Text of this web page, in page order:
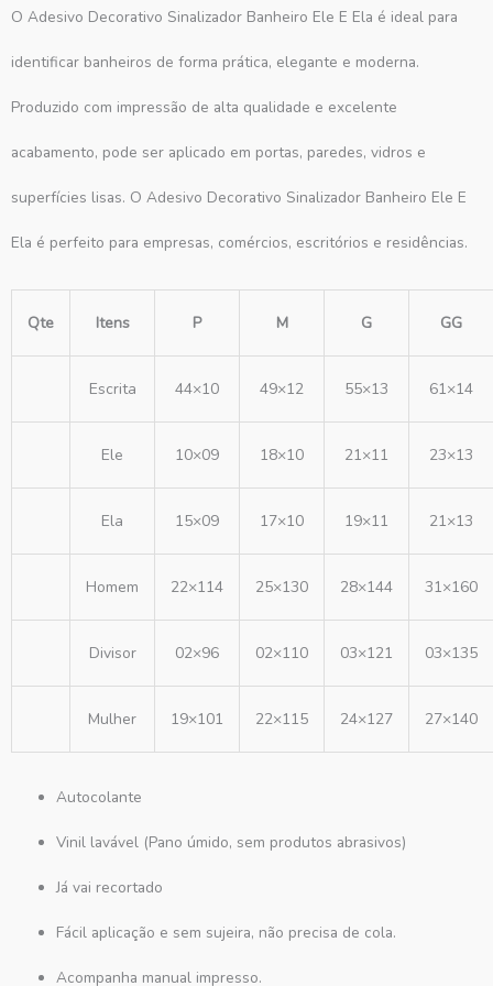
O Adesivo Decorativo Sinalizador Banheiro Ele E Ela é ideal para
identificar banheiros de forma prática, elegante e moderna.
Produzido com impressão de alta qualidade e excelente
acabamento, pode ser aplicado em portas, paredes, vidros e
superfícies lisas. O Adesivo Decorativo Sinalizador Banheiro Ele E
Ela é perfeito para empresas, comércios, escritórios e residências.
Qte Itens P M G GG
Escrita 44×10 49×12 55×13 61×14
Ele 10×09 18×10 21×11 23×13
Ela 15×09 17×10 19×11 21×13
Homem 22×114 25×130 28×144 31×160
Divisor 02×96 02×110 03×121 03×135
Mulher 19×101 22×115 24×127 27×140
Autocolante
Vinil lavável (Pano úmido, sem produtos abrasivos)
Já vai recortado
Fácil aplicação e sem sujeira, não precisa de cola.
Acompanha manual impresso.